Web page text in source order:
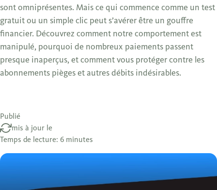
sont omniprésentes. Mais ce qui commence comme un test
gratuit ou un simple clic peut s’avérer être un gouffre
financier. Découvrez comment notre comportement est
manipulé, pourquoi de nombreux paiements passent
presque inaperçus, et comment vous protéger contre les
abonnements pièges et autres débits indésirables.
Publié
mis à jour le
Temps de lecture: 6 minutes